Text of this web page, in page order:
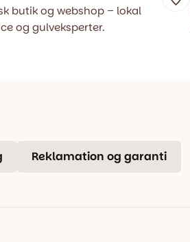
butik og webshop – lokal
og gulveksperter.
Reklamation og garanti